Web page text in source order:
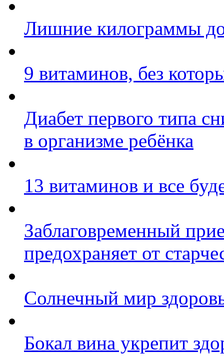
Лишние килограммы
9 витаминов, без
Диабет первого типа
в организме ребёнка
13 витаминов и все
Заблаговременный
предохраняет от
Солнечный мир
Бокал вина укрепит